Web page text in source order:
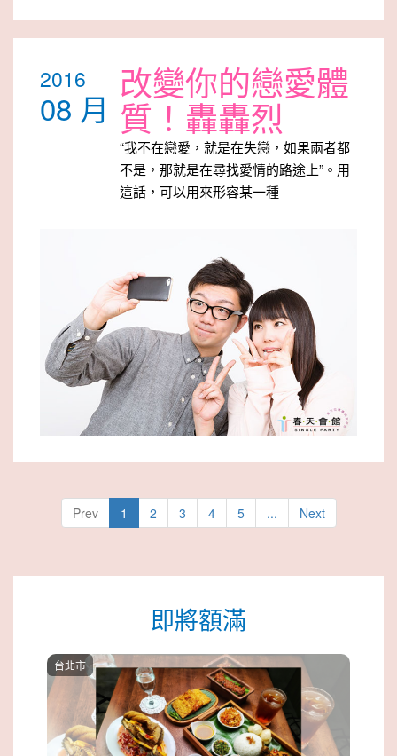
2016
08 月
改變你的戀愛體
質！轟轟烈
“我不在戀愛，就是在失戀，如果兩者都
不是，那就是在尋找愛情的路途上”。用
這話，可以用來形容某一種
Prev 1 2 3 4 5 ... Next
即將額滿
台北市